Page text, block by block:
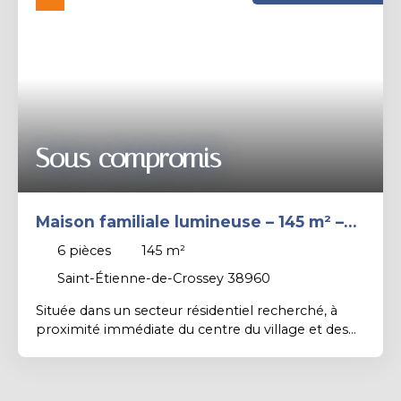
Sous compromis
Maison familiale lumineuse – 145 m² –
Terrain 1 059 m² – Garage 50 m²
6 pièces 145 m²
Saint-Étienne-de-Crossey 38960
Située dans un secteur résidentiel recherché, à
proximité immédiate du centre du village et des